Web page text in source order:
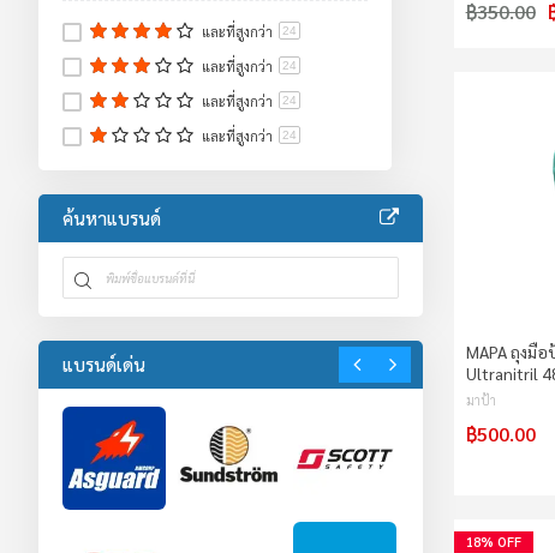
฿350.00
MAPA ถุงมื
Ultranitril
มาป้า
฿500.00
18% OFF
อ่างล้างตาฉุกเฉิน/ฝักบัวฉุกเฉิน 13
ตู้เก็บสารเคมี 5
อะไหล่ตู้เก็บสารเคมี 5
อุปกรณ์งานจราจร
อุปกรณ์กั้นพื้นที่
เทปสะท้อนแสง 7
งานปฐมพยาบาล
และที่สูงกว่า 24
และที่สูงกว่า 24
และที่สูงกว่า 24
และที่สูงกว่า 24
ค้นหาแบรนด์
แบรนด์เด่น